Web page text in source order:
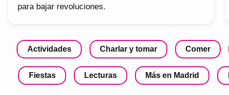
para bajar revoluciones.
Actividades Charlar y tomar Comer
Fiestas Lecturas Más en Madrid